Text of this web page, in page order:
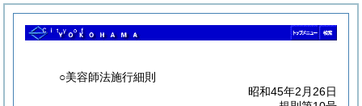
○美容師法施行細則
昭和45年2月26日